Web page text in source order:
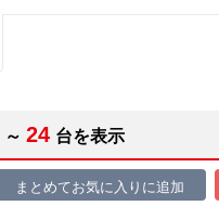
～ 24 台を表示
まとめてお気に入りに追加